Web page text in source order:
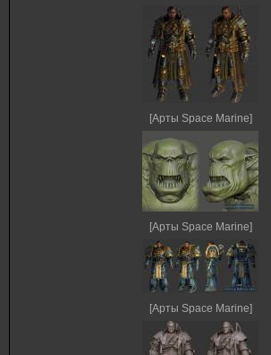
[Арты Space Marine]
[Арты Space Marine]
[Арты Space Marine]